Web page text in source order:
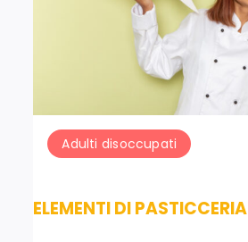
Adulti disoccupati
ELEMENTI DI PASTICCERIA